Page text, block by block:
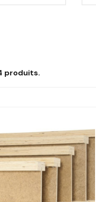
produits.